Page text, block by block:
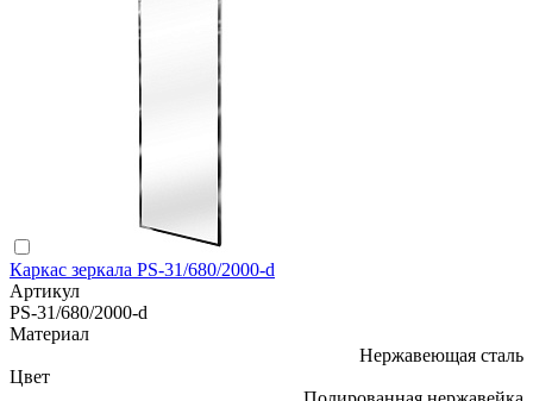
Каркас зеркала PS-31/680/2000-d
Артикул
PS-31/680/2000-d
Материал
Нержавеющая сталь
Цвет